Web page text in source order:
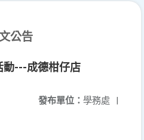
公告
動---成德柑仔店
發布單位： 學務處 |